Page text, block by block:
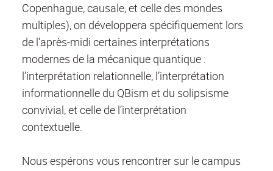
Copenhague, causale, et celle des mondes
multiples), on développera spécifiquement lors
de l'après-midi certaines interprétations
modernes de la mécanique quantique :
l’interprétation relationnelle, l’interprétation
informationnelle du QBism et du solipsisme
convivial, et celle de l’interprétation
contextuelle.
Nous espérons vous rencontrer sur le campus